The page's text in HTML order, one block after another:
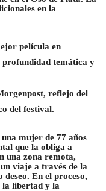
en la
película en
temática y
, reflejo del
del festival.
mujer de 77 años
que la obliga a
una zona remota,
viaje a través de la
En el proceso,
la libertad y la